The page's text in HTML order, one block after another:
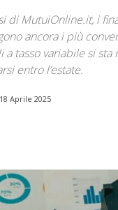
di MutuiOnline.it, i
ancora i più
tasso variabile si sta
entro l’estate.
18 Aprile 2025